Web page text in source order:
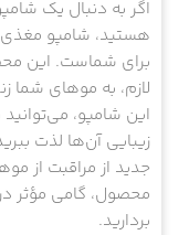
اگر به دنبال یک
هستید، شامپو مغذی
برای شماست. این
لازم، به موهای شما
این شامپو،
زیبایی آن‌ها لذت
جدید از مراقبت از
محصول، گامی مؤثر
بردارید.